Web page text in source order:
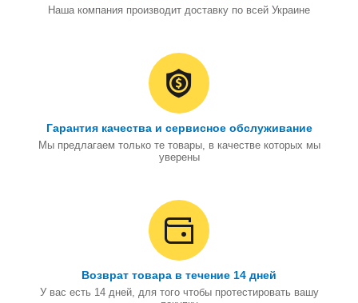
Наша компания производит доставку по всей Украине
Гарантия качества и сервисное обслуживание
Мы предлагаем только те товары, в качестве которых мы
уверены
Возврат товара в течение 14 дней
У вас есть 14 дней, для того чтобы протестировать вашу